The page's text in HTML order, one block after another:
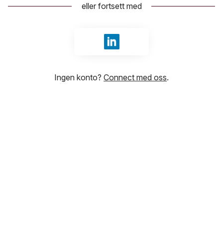
eller fortsett med
Logg inn med LinkedIn
Ingen konto? Connect med oss.